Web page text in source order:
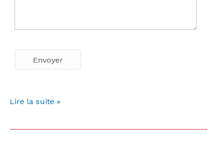
Lire la suite »